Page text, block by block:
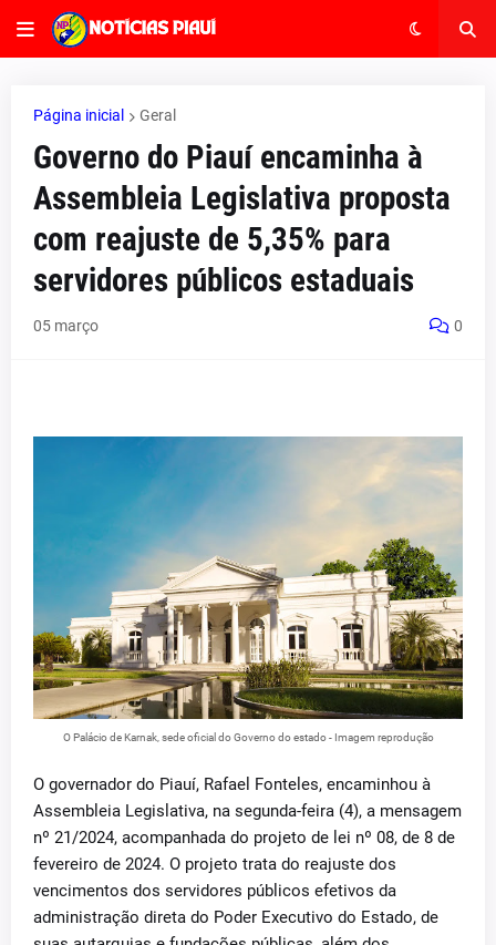
Página inicial Geral
Governo do Piauí encaminha à
Assembleia Legislativa proposta
com reajuste de 5,35% para
servidores públicos estaduais
05 março 0
O Palácio de Karnak, sede oficial do Governo do estado - Imagem reprodução
O governador do Piauí, Rafael Fonteles, encaminhou à
Assembleia Legislativa, na segunda-feira (4), a mensagem
nº 21/2024, acompanhada do projeto de lei nº 08, de 8 de
fevereiro de 2024. O projeto trata do reajuste dos
vencimentos dos servidores públicos efetivos da
administração direta do Poder Executivo do Estado, de